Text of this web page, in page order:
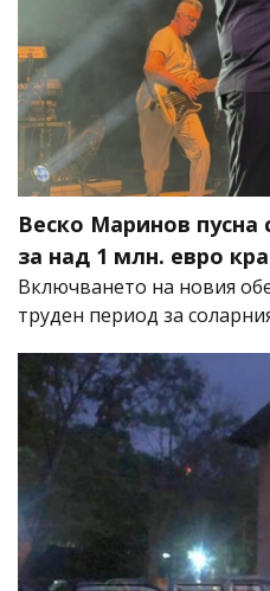
Веско Маринов пусна
за над 1 млн. евро
Включването на новия
труден период за